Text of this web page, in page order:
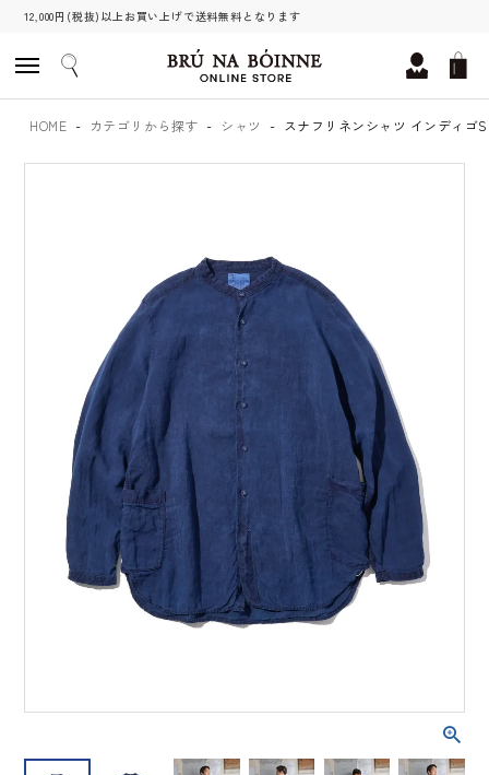
12,000円(税抜)以上お買い上げで送料無料となります
HOME カテゴリから探す シャツ スナフリネンシャツ インディゴ